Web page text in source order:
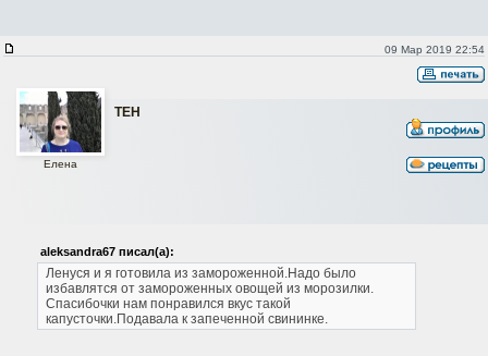
09 Мар 2019 22:54
ТЕН
Елена
aleksandra67 писал(а):
Ленуся и я готовила из замороженной.Надо было
избавлятся от замороженных овощей из морозилки.
Спасибочки нам понравился вкус такой
капусточки.Подавала к запеченной свининке.